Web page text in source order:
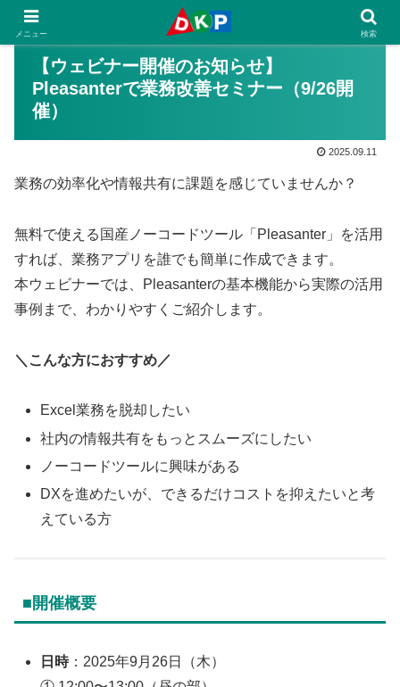
【ウェビナー開催のお知らせ】
Pleasanterで業務改善セミナー（9/26開
催）
2025.09.11
業務の効率化や情報共有に課題を感じていませんか？
無料で使える国産ノーコードツール「Pleasanter」を活用
すれば、業務アプリを誰でも簡単に作成できます。
本ウェビナーでは、Pleasanterの基本機能から実際の活用
事例まで、わかりやすくご紹介します。
＼こんな方におすすめ／
Excel業務を脱却したい
社内の情報共有をもっとスムーズにしたい
ノーコードツールに興味がある
DXを進めたいが、できるだけコストを抑えたいと考
えている方
■開催概要
日時：2025年9月26日（木）
メニュー 検索